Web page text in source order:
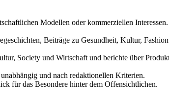
Modellen oder kommerziellen
Beiträge zu Gesundheit, Kultur,
Society und Wirtschaft und berichte über
und nach redaktionellen Kriterien.
für das Besondere hinter dem Offensichtlichen.